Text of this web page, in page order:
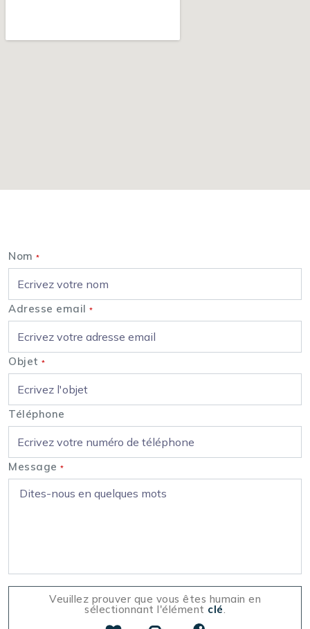
Nom *
Adresse email *
Objet *
Téléphone
Message *
Veuillez prouver que vous êtes humain en
sélectionnant l'élément clé.